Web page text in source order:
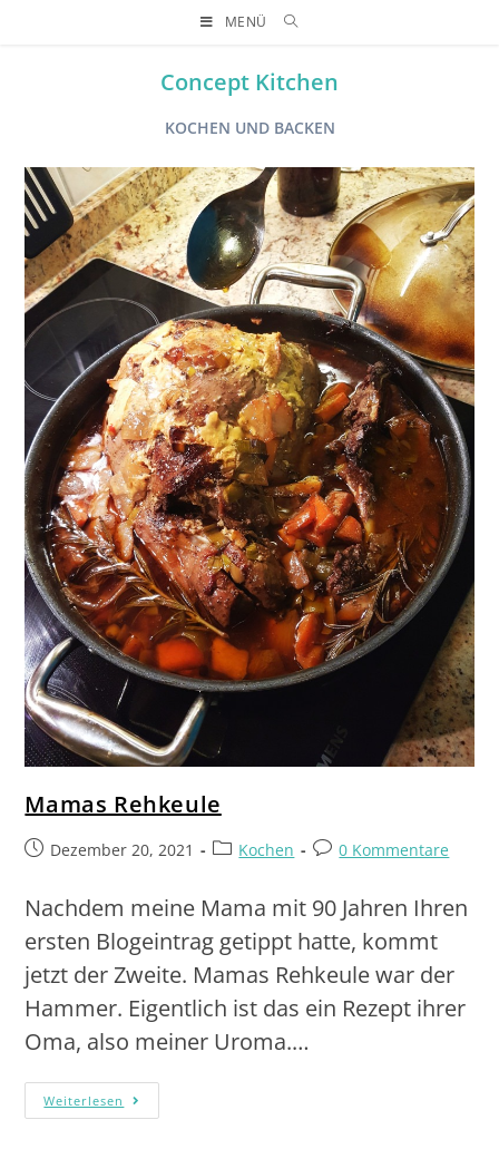
MENÜ
Concept Kitchen
KOCHEN UND BACKEN
Mamas Rehkeule
Dezember 20, 2021 Kochen 0 Kommentare
Nachdem meine Mama mit 90 Jahren Ihren
ersten Blogeintrag getippt hatte, kommt
jetzt der Zweite. Mamas Rehkeule war der
Hammer. Eigentlich ist das ein Rezept ihrer
Oma, also meiner Uroma.…
Weiterlesen